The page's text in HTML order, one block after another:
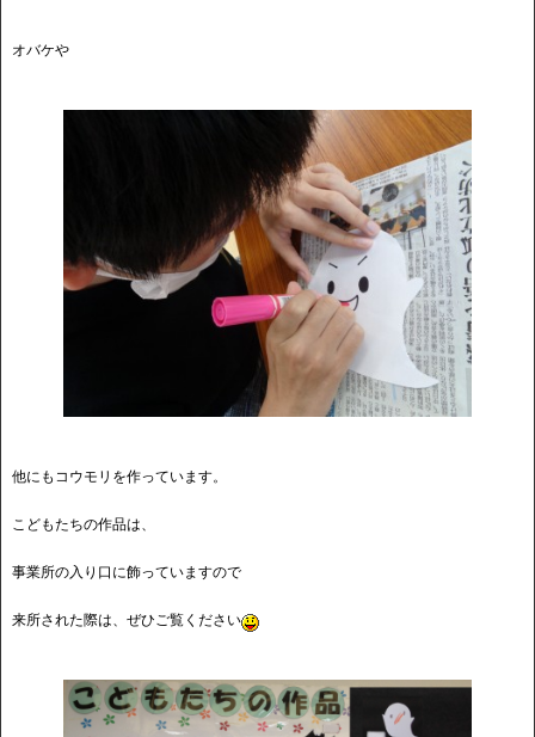
オバケや
他にもコウモリを作っています。
こどもたちの作品は、
事業所の入り口に飾っていますので
来所された際は、ぜひご覧ください